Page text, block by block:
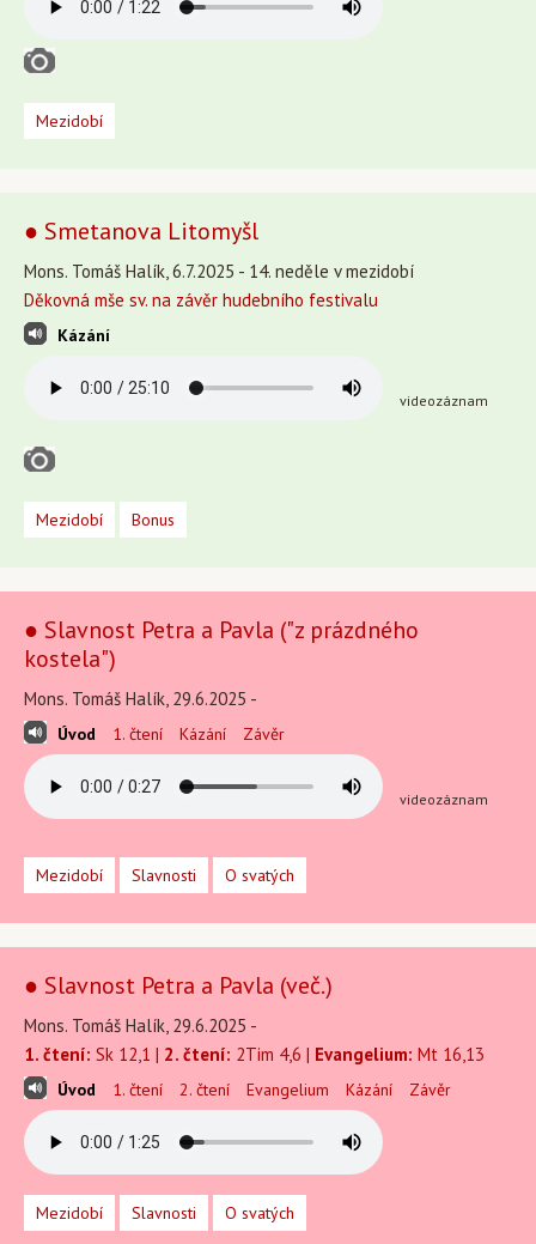
Mezidobí
● Smetanova Litomyšl
Mons. Tomáš Halík, 6.7.2025 - 14. neděle v mezidobí
Děkovná mše sv. na závěr hudebního festivalu
Kázání
videozáznam
Mezidobí Bonus
● Slavnost Petra a Pavla ("z prázdného
kostela")
Mons. Tomáš Halík, 29.6.2025 -
Úvod 1. čtení Kázání Závěr
videozáznam
Mezidobí Slavnosti O svatých
● Slavnost Petra a Pavla (več.)
Mons. Tomáš Halík, 29.6.2025 -
1. čtení: Sk 12,1 | 2. čtení: 2Tim 4,6 | Evangelium: Mt 16,13
Úvod 1. čtení 2. čtení Evangelium Kázání Závěr
Mezidobí Slavnosti O svatých